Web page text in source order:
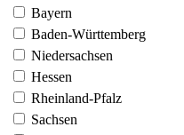
Bayern
Baden-Württemberg
Niedersachsen
Hessen
Rheinland-Pfalz
Sachsen